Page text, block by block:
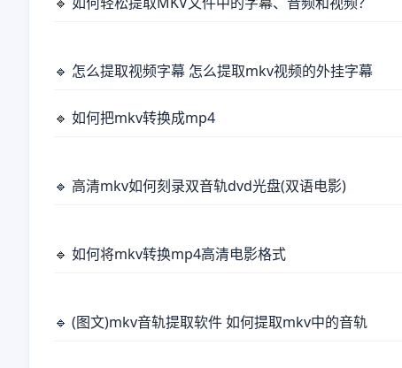
🔹 怎么提取视频字幕 怎么提取mkv视频的外挂字幕
🔹 如何把mkv转换成mp4
🔹 高清mkv如何刻录双音轨dvd光盘(双语电影)
🔹 如何将mkv转换mp4高清电影格式
🔹 (图文)mkv音轨提取软件 如何提取mkv中的音轨